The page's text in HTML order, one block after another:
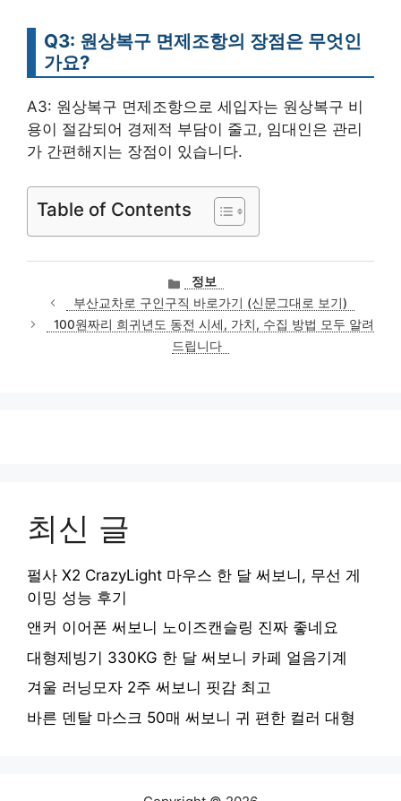
Q3: 원상복구 면제조항의 장점은 무엇인
가요?
A3: 원상복구 면제조항으로 세입자는 원상복구 비
용이 절감되어 경제적 부담이 줄고, 임대인은 관리
가 간편해지는 장점이 있습니다.
Table of Contents
카
테
고
리
정보
부산교차로 구인구직 바로가기 (신문그대로 보기)
100원짜리 희귀년도 동전 시세, 가치, 수집 방법 모두 알려
드립니다
최신 글
펄사 X2 CrazyLight 마우스 한 달 써보니, 무선 게
이밍 성능 후기
앤커 이어폰 써보니 노이즈캔슬링 진짜 좋네요
대형제빙기 330KG 한 달 써보니 카페 얼음기계
겨울 러닝모자 2주 써보니 핏감 최고
바른 덴탈 마스크 50매 써보니 귀 편한 컬러 대형